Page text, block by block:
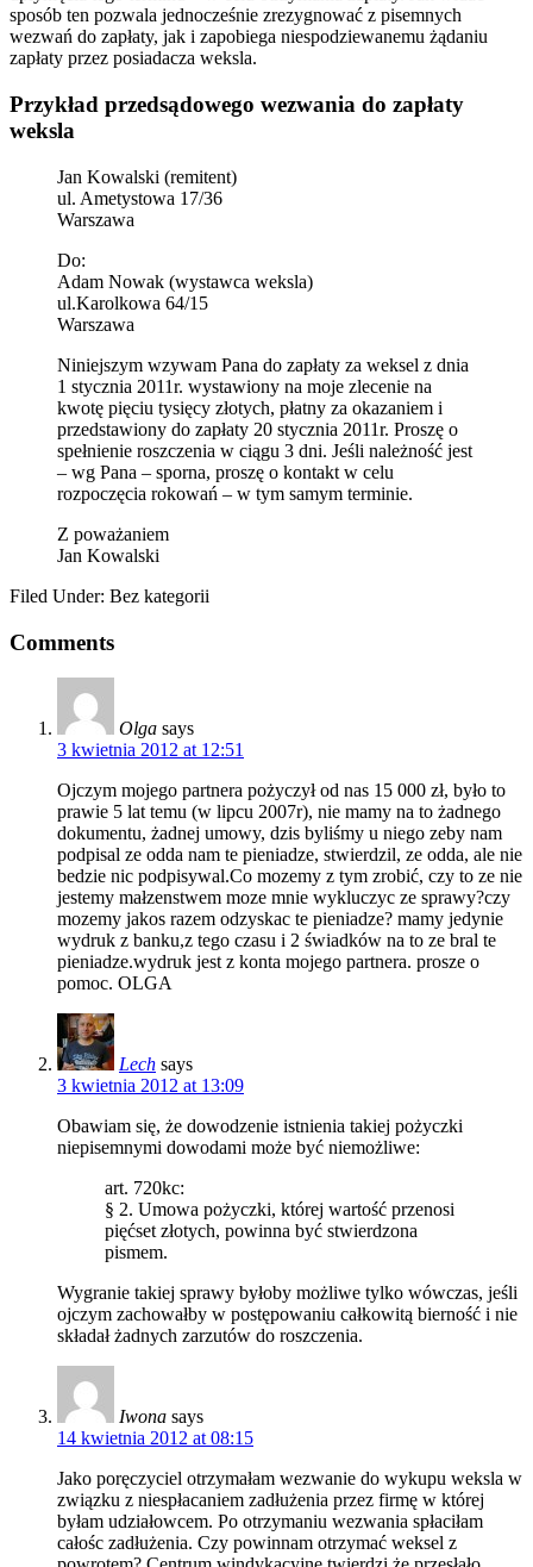
sposób ten pozwala jednocześnie zrezygnować z pisemnych
wezwań do zapłaty, jak i zapobiega niespodziewanemu żądaniu
zapłaty przez posiadacza weksla.
Przykład przedsądowego wezwania do zapłaty
weksla
Jan Kowalski (remitent)
ul. Ametystowa 17/36
Warszawa
Do:
Adam Nowak (wystawca weksla)
ul.Karolkowa 64/15
Warszawa
Niniejszym wzywam Pana do zapłaty za weksel z dnia
1 stycznia 2011r. wystawiony na moje zlecenie na
kwotę pięciu tysięcy złotych, płatny za okazaniem i
przedstawiony do zapłaty 20 stycznia 2011r. Proszę o
spełnienie roszczenia w ciągu 3 dni. Jeśli należność jest
– wg Pana – sporna, proszę o kontakt w celu
rozpoczęcia rokowań – w tym samym terminie.
Z poważaniem
Jan Kowalski
Filed Under: Bez kategorii
Comments
Olga says
3 kwietnia 2012 at 12:51
Ojczym mojego partnera pożyczył od nas 15 000 zł, było to
prawie 5 lat temu (w lipcu 2007r), nie mamy na to żadnego
dokumentu, żadnej umowy, dzis byliśmy u niego zeby nam
podpisal ze odda nam te pieniadze, stwierdzil, ze odda, ale nie
bedzie nic podpisywal.Co mozemy z tym zrobić, czy to ze nie
jestemy małzenstwem moze mnie wykluczyc ze sprawy?czy
mozemy jakos razem odzyskac te pieniadze? mamy jedynie
wydruk z banku,z tego czasu i 2 świadków na to ze bral te
pieniadze.wydruk jest z konta mojego partnera. prosze o
pomoc. OLGA
Lech says
3 kwietnia 2012 at 13:09
Obawiam się, że dowodzenie istnienia takiej pożyczki
niepisemnymi dowodami może być niemożliwe:
art. 720kc:
§ 2. Umowa pożyczki, której wartość przenosi
pięćset złotych, powinna być stwierdzona
pismem.
Wygranie takiej sprawy byłoby możliwe tylko wówczas, jeśli
ojczym zachowałby w postępowaniu całkowitą bierność i nie
składał żadnych zarzutów do roszczenia.
Iwona says
14 kwietnia 2012 at 08:15
Jako poręczyciel otrzymałam wezwanie do wykupu weksla w
związku z niespłacaniem zadłużenia przez firmę w której
byłam udziałowcem. Po otrzymaniu wezwania spłaciłam
całośc zadłużenia. Czy powinnam otrzymać weksel z